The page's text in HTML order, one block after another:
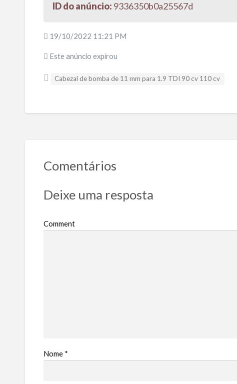
ID do anúncio: 9336350b0a25567d
19/10/2022 11:21 PM
Este anúncio expirou
Cabezal de bomba de 11 mm para 1.9 TDI 90 cv 110 cv
Comentários
Deixe uma resposta
Comment
Nome *